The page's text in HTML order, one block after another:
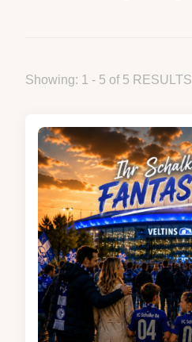
Showing: 1 - 5 of 5 RESULTS